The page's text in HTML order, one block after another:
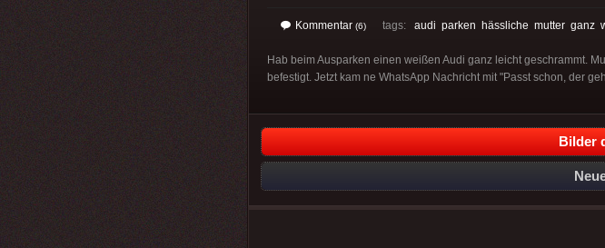
Kommentar (6) tags: audi parken hässliche mutter ganz
Hab beim Ausparken einen weißen Audi ganz leicht geschrammt.
befestigt. Jetzt kam ne WhatsApp Nachricht mit "Passt schon, der
Bilder